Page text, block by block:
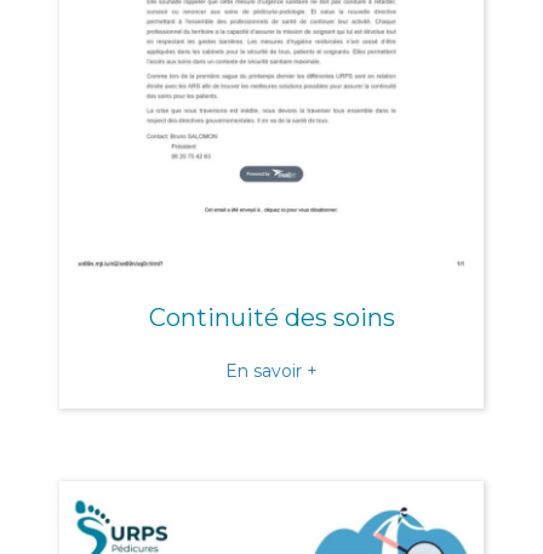
Continuité des soins
En savoir +